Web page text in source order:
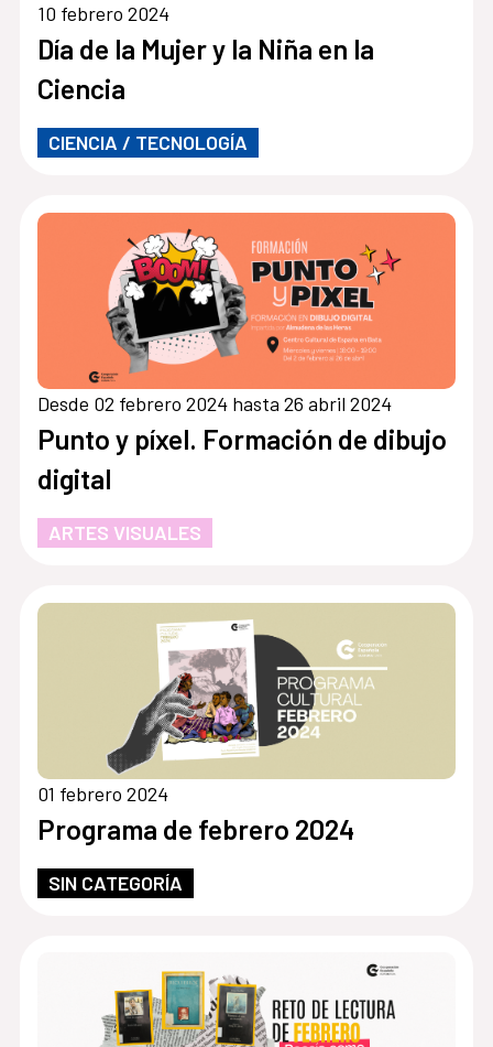
10 febrero 2024
Día de la Mujer y la Niña en la
Ciencia
CIENCIA / TECNOLOGÍA
Desde 02 febrero 2024 hasta 26 abril 2024
Punto y píxel. Formación de dibujo
digital
ARTES VISUALES
01 febrero 2024
Programa de febrero 2024
SIN CATEGORÍA